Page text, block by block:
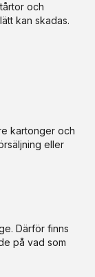
och
kan skadas.
kartonger och
eller
Därför finns
på vad som